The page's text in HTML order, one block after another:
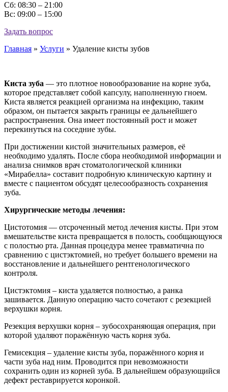
Cб: 08:30 – 21:00
Вс: 09:00 – 15:00
Задать вопрос
Главная » Услуги » Удаление кисты зубов
Киста зуба — это плотное новообразование на корне зуба,
которое представляет собой капсулу, наполненную гноем.
Киста является реакцией организма на инфекцию, таким
образом, он пытается закрыть границы ее дальнейшего
распространения. Она имеет постоянный рост и может
перекинуться на соседние зубы.
При достижении кистой значительных размеров, её
необходимо удалять. После сбора необходимой информации и
анализа снимков врач стоматологической клиники
«Мирабелла» составит подробную клиническую картину и
вместе с пациентом обсудят целесообразность сохранения
зуба.
Хирургические методы лечения:
Цистотомия — отсроченный метод лечения кисты. При этом
вмешательстве киста превращается в полость, сообщающуюся
с полостью рта. Данная процедура менее травматична по
сравнению с цистэктомией, но требует большего времени на
восстановление и дальнейшего рентгенологического
контроля.
Цистэктомия – киста удаляется полностью, а ранка
зашивается. Данную операцию часто сочетают с резекцией
верхушки корня.
Резекция верхушки корня – зубосохраняющая операция, при
которой удаляют поражённую часть корня зуба.
Гемисекция – удаление кисты зуба, поражённого корня и
части зуба над ним. Проводится при невозможности
сохранить один из корней зуба. В дальнейшем образующийся
дефект реставрируется коронкой.